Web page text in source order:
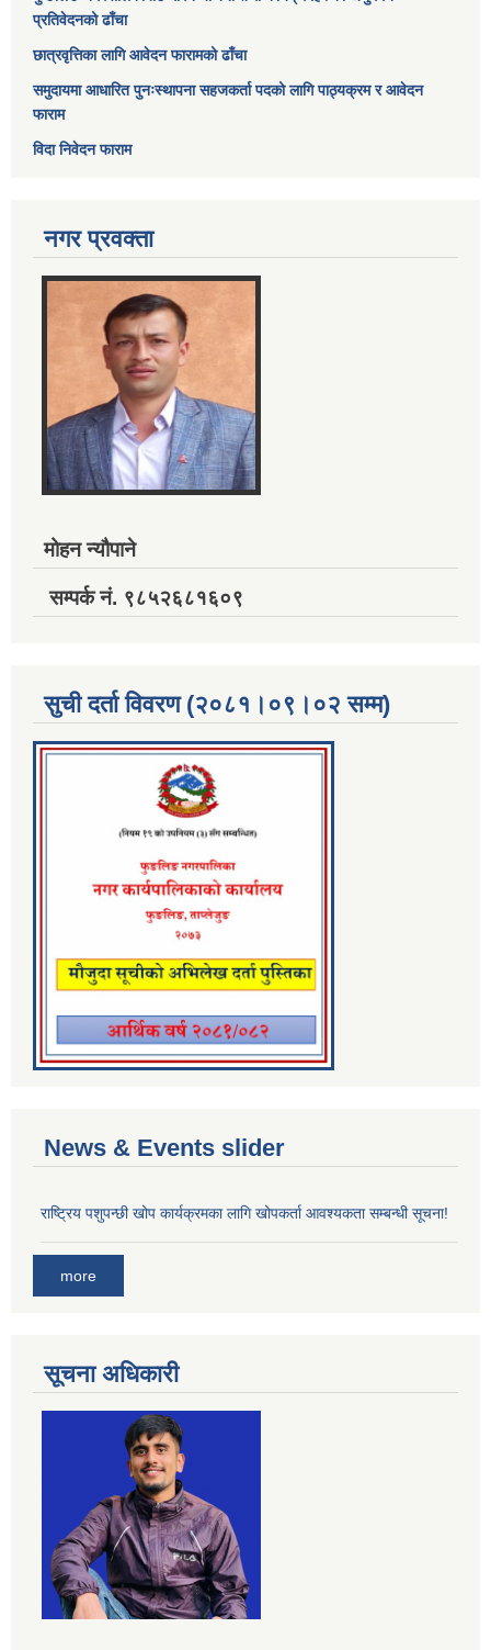
प्रतिवेदनको ढाँचा
छात्रवृत्तिका लागि आवेदन फारामको ढाँचा
समुदायमा आधारित पुनःस्थापना सहजकर्ता पदको लागि पाठ्यक्रम र आवेदन
फाराम
विदा निवेदन फाराम
नगर प्रवक्ता
मोहन न्यौपाने
सम्पर्क नं. ९८५२६८१६०९
सुची दर्ता विवरण (२०८१।०९।०२ सम्म)
News & Events slider
राष्ट्रिय पशुपन्छी खोप कार्यक्रमका लागि खोपकर्ता आवश्यकता सम्बन्धी सूचना!
more
सूचना अधिकारी